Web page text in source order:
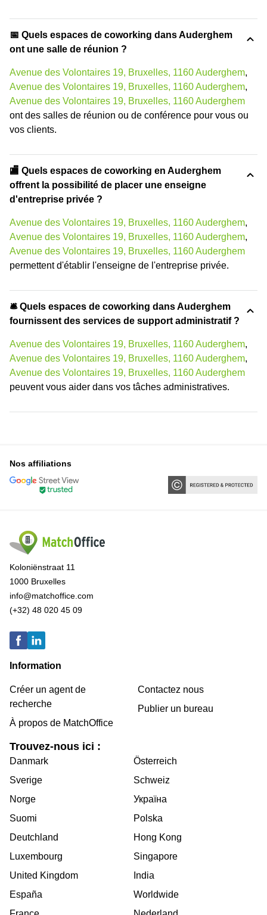
📅 Quels espaces de coworking dans Auderghem
ont une salle de réunion ?
Avenue des Volontaires 19, Bruxelles, 1160 Auderghem,
Avenue des Volontaires 19, Bruxelles, 1160 Auderghem,
Avenue des Volontaires 19, Bruxelles, 1160 Auderghem
ont des salles de réunion ou de conférence pour vous ou
vos clients.
🏬 Quels espaces de coworking en Auderghem
offrent la possibilité de placer une enseigne
d'entreprise privée ?
Avenue des Volontaires 19, Bruxelles, 1160 Auderghem,
Avenue des Volontaires 19, Bruxelles, 1160 Auderghem,
Avenue des Volontaires 19, Bruxelles, 1160 Auderghem
permettent d'établir l'enseigne de l'entreprise privée.
🛎 Quels espaces de coworking dans Auderghem
fournissent des services de support administratif ?
Avenue des Volontaires 19, Bruxelles, 1160 Auderghem,
Avenue des Volontaires 19, Bruxelles, 1160 Auderghem,
Avenue des Volontaires 19, Bruxelles, 1160 Auderghem
peuvent vous aider dans vos tâches administratives.
Nos affiliations
Koloniënstraat 11
1000 Bruxelles
info@matchoffice.com
(+32) 48 020 45 09
Information
Créer un agent de
recherche
À propos de MatchOffice
Contactez nous
Publier un bureau
Trouvez-nous ici :
Danmark
Sverige
Norge
Suomi
Deutchland
Luxembourg
United Kingdom
España
Österreich
Schweiz
Україна
Polska
Hong Kong
Singapore
India
Worldwide